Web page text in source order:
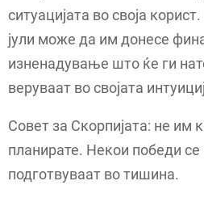
ситуацијата во своја
јули може да им донесе
изненадување што ќе ги
веруваат во својата
Совет за Скорпијата: не им
планирате. Некои победи се
подготвуваат во тишина.